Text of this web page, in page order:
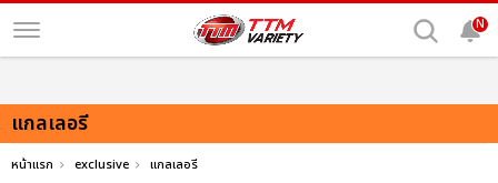
N
แกลเลอรี
หน้าแรก exclusive แกลเลอรี